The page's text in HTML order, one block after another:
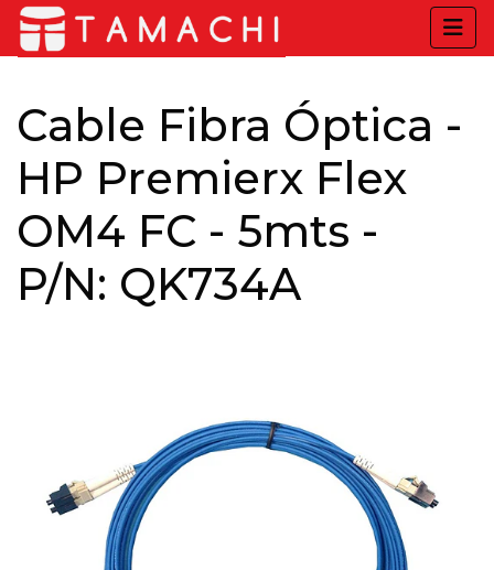
Cable Fibra Óptica -
HP Premierx Flex
OM4 FC - 5mts -
P/N: QK734A